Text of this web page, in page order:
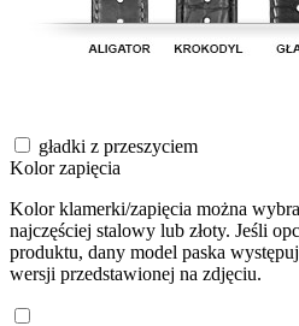
gładki z przeszyciem
Kolor zapięcia
Kolor klamerki/zapięcia można
najczęściej stalowy lub złoty. Jeśli
produktu, dany model paska
wersji przedstawionej na zdjęciu.